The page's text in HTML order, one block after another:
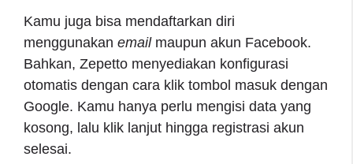
Kamu juga bisa mendaftarkan diri
menggunakan emailmaupun akun Facebook.
Bahkan, Zepetto menyediakan konfigurasi
otomatis dengan cara klik tombol masuk dengan
Google. Kamu hanya perlu mengisi data yang
kosong, lalu klik lanjut hingga registrasi akun
selesai.